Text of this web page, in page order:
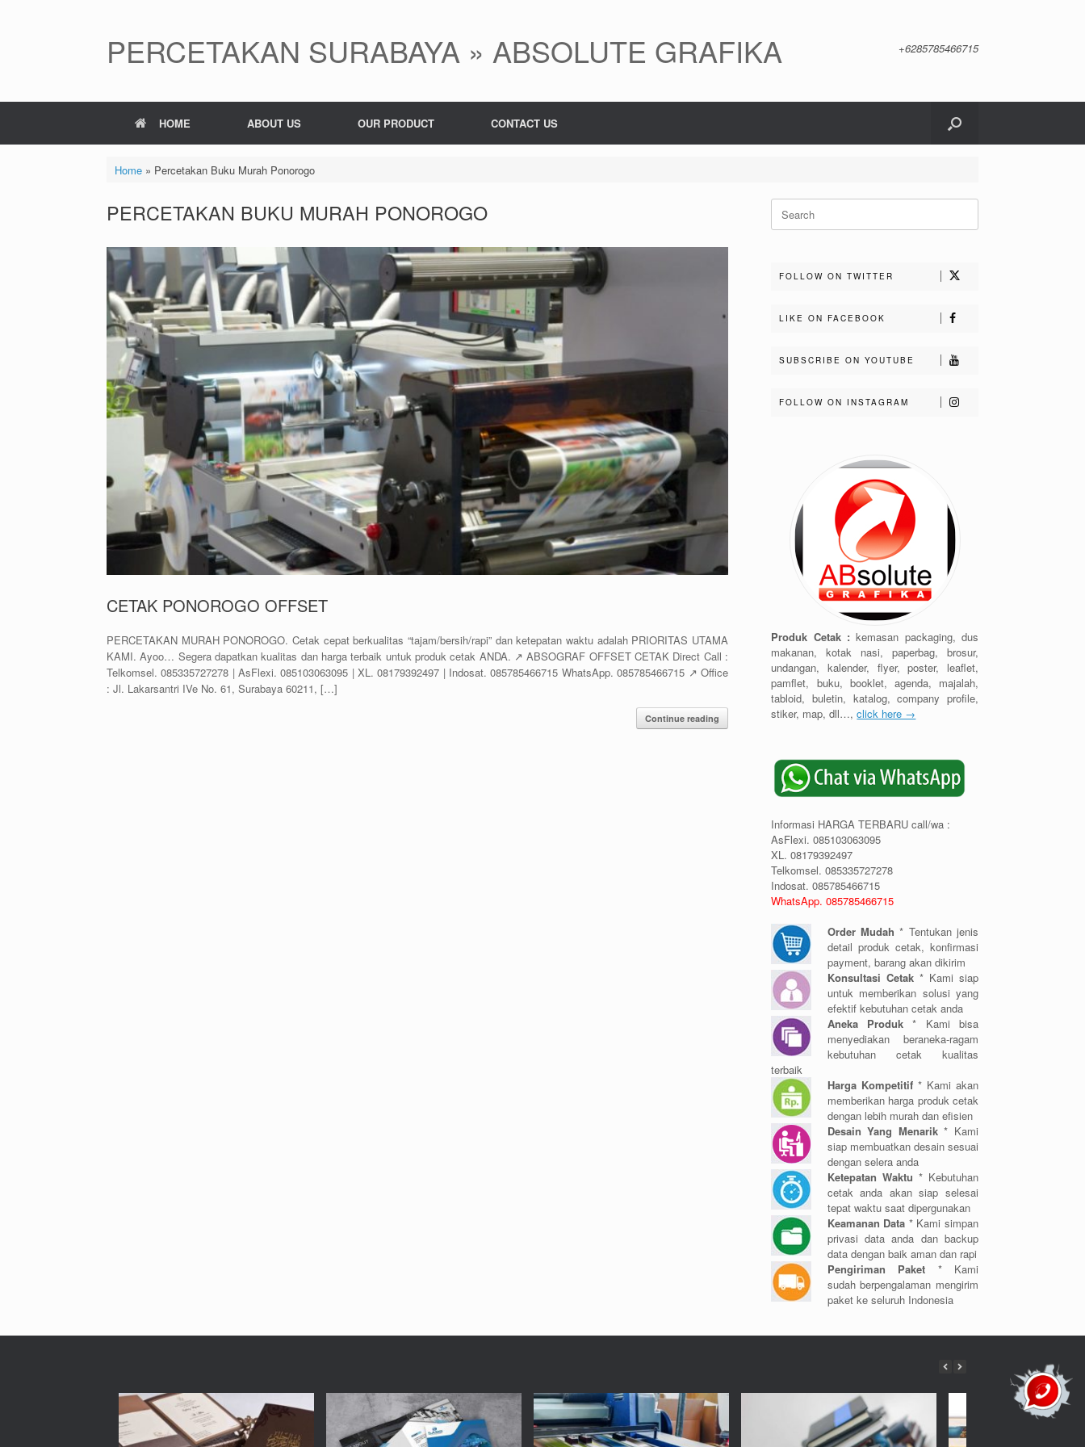
PERCETAKAN SURABAYA » ABSOLUTE GRAFIKA +6285785466715
HOME ABOUT US OUR PRODUCT CONTACT US
Home» Percetakan Buku Murah Ponorogo
PERCETAKAN BUKU MURAH PONOROGO
CETAK PONOROGO OFFSET
PERCETAKAN MURAH PONOROGO. Cetak cepat berkualitas “tajam/bersih/rapi” dan ketepatan waktu adalah PRIORITAS UTAMA
KAMI. Ayoo… Segera dapatkan kualitas dan harga terbaik untuk produk cetak ANDA. ↗️ ABSOGRAF OFFSET CETAK Direct Call :
Telkomsel. 085335727278 | AsFlexi. 085103063095 | XL. 08179392497 | Indosat. 085785466715 WhatsApp. 085785466715 ↗️ Office
: Jl. Lakarsantri IVe No. 61, Surabaya 60211, […]
Continue reading
Search
for:
FOLLOW ON TWITTER
LIKE ON FACEBOOK
SUBSCRIBE ON YOUTUBE
FOLLOW ON INSTAGRAM
Produk Cetak : kemasan packaging, dus
makanan, kotak nasi, paperbag, brosur,
undangan, kalender, flyer, poster, leaflet,
pamflet, buku, booklet, agenda, majalah,
tabloid, buletin, katalog, company profile,
stiker, map, dll…,click here →
Informasi HARGA TERBARU call/wa :
AsFlexi. 085103063095
XL. 08179392497
Telkomsel. 085335727278
Indosat. 085785466715
WhatsApp. 085785466715
Order Mudah * Tentukan jenis
detail produk cetak, konfirmasi
payment, barang akan dikirim
Konsultasi Cetak* Kami siap
untuk memberikan solusi yang
efektif kebutuhan cetak anda
Aneka Produk* Kami bisa
menyediakan beraneka-ragam
kebutuhan cetak kualitas
terbaik
Harga Kompetitif* Kami akan
memberikan harga produk cetak
dengan lebih murah dan efisien
Desain Yang Menarik* Kami
siap membuatkan desain sesuai
dengan selera anda
Ketepatan Waktu * Kebutuhan
cetak anda akan siap selesai
tepat waktu saat dipergunakan
Keamanan Data * Kami simpan
privasi data anda dan backup
data dengan baik aman dan rapi
Pengiriman Paket * Kami
sudah berpengalaman mengirim
paket ke seluruh Indonesia